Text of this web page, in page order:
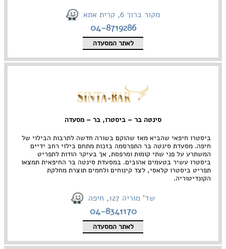
מקור ברוך 6, קרית אתא
04-8719286
לאתר המסעדה
סינטה בר – ביסטרו, בר – מסעדה
ביסטרו חיפאי שהביא מאז שהוקם בשורה חדשה לתרבות הבילוי של
חיפה. מסעדת סינטה בר התפרסמה בזכות מתחם בילוי רחב ידיים
המשתרע על פני שתי קומות ומרפסת, אך בעיקר הודות לתפריט
ביסטרו עשיר בטעמים אהובים. במסעדת סינטה בר החיפאית תמצאו
תפריט ביסטרו קלאסי, לצד קינוחים ולחמים תוצרת מחלקת
הקונדיטוריה.
שד' מוריה 127, חיפה
04-8341170
לאתר המסעדה